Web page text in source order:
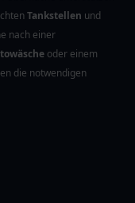
Tankstellen und
nach einer
oder einem
die notwendigen